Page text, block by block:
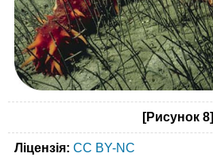
[Рисунок 8]
Ліцензія: CC BY-NC